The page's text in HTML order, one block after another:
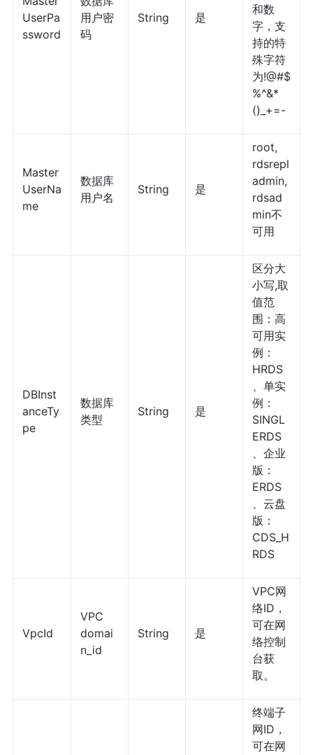
UserPa
ssword
用户密
码
String 是
和数
字，支
持的特
殊字符
为!@#$
%^&*
()_+=-
Master
UserNa
me
数据库
用户名
String 是
root,
rdsrepl
admin,
rdsad
min不
可用
DBInst
anceTy
pe
数据库
类型
String 是
区分大
小写,取
值范
围：高
可用实
例：
HRDS
、单实
例：
SINGL
ERDS
、企业
版：
ERDS
、云盘
版：
CDS_H
RDS
VpcId
VPC
domai
n_id
String 是
VPC网
络ID，
可在网
络控制
台获
取。
终端子
网ID，
可在网